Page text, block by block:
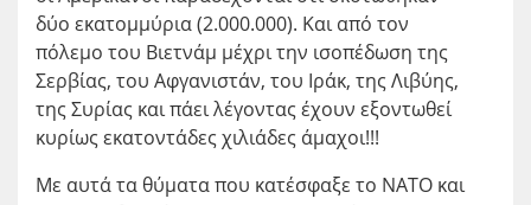
δύο εκατομμύρια (2.000.000). Και από τον
πόλεμο του Βιετνάμ μέχρι την ισοπέδωση της
Σερβίας, του Αφγανιστάν, του Ιράκ, της Λιβύης,
της Συρίας και πάει λέγοντας έχουν εξοντωθεί
κυρίως εκατοντάδες χιλιάδες άμαχοι!!!
Με αυτά τα θύματα που κατέσφαξε το ΝΑΤΟ και